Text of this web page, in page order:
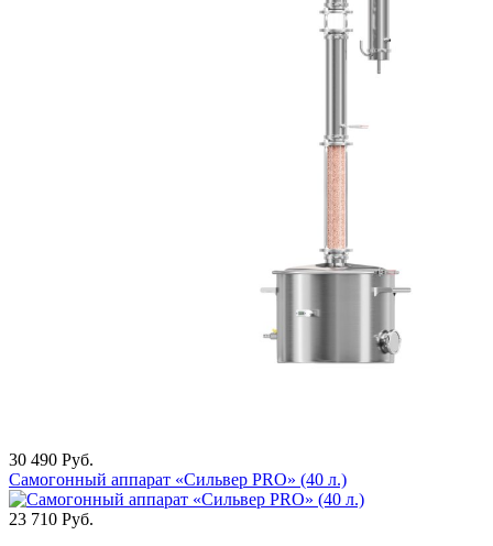
30 490 Руб.
Самогонный аппарат «Сильвер PRO» (40 л.)
23 710 Руб.